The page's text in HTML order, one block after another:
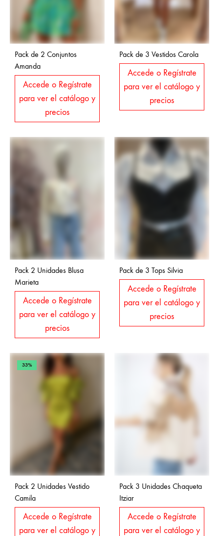
Pack de 2 Conjuntos
Amanda
Accede o Regístrate
para ver el catálogo y
precios
Pack de 3 Vestidos Carola
Accede o Regístrate
para ver el catálogo y
precios
Pack 2 Unidades Blusa
Marieta
Accede o Regístrate
para ver el catálogo y
precios
Pack de 3 Tops Silvia
Accede o Regístrate
para ver el catálogo y
precios
33%
Pack 2 Unidades Vestido
Camila
Accede o Regístrate
para ver el catálogo y
Pack 3 Unidades Chaqueta
Itziar
Accede o Regístrate
para ver el catálogo y